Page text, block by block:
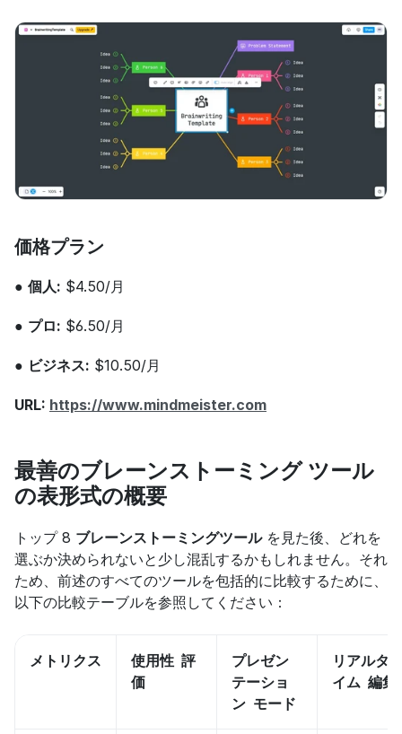
価格プラン
● 個人: $4.50/月
● プロ: $6.50/月
● ビジネス: $10.50/月
URL: https://www.mindmeister.com
最善のブレーンストーミング ツール
の表形式の概要
トップ 8 ブレーンストーミングツール を見た後、どれを
選ぶか決められないと少し混乱するかもしれません。それ
ため、前述のすべてのツールを包括的に比較するために、
以下の比較テーブルを参照してください：
メトリクス
使用性  評
価
プレゼン
テーショ
ン  モード
リアルタ
イム  編集